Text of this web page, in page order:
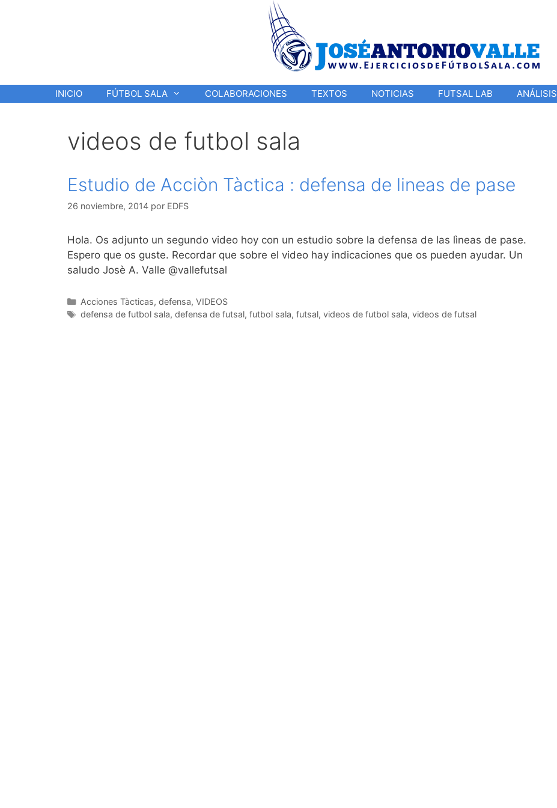
INICIO FÚTBOL SALA COLABORACIONES TEXTOS NOTICIAS FUTSAL LAB ANÁLISIS
videos de futbol sala
Estudio de Acciòn Tàctica : defensa de lineas de pase
26 noviembre, 2014 por EDFS
Hola. Os adjunto un segundo video hoy con un estudio sobre la defensa de las lìneas de pase.
Espero que os guste. Recordar que sobre el video hay indicaciones que os pueden ayudar. Un
saludo Josè A. Valle @vallefutsal
Categorías
Acciones Tàcticas, defensa, VIDEOS
Etiquetas
defensa de futbol sala, defensa de futsal, futbol sala, futsal, videos de futbol sala, videos de futsal